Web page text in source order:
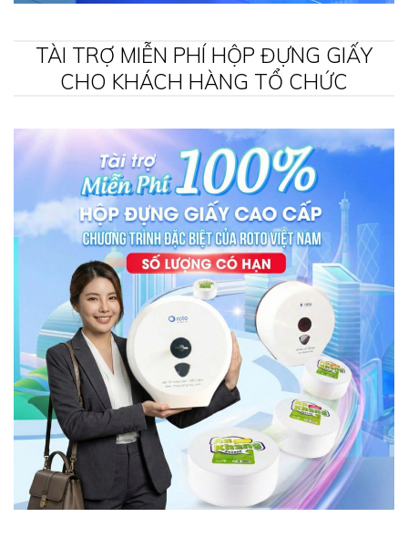
TÀI TRỢ MIỄN PHÍ HỘP ĐỰNG GIẤY
CHO KHÁCH HÀNG TỔ CHỨC